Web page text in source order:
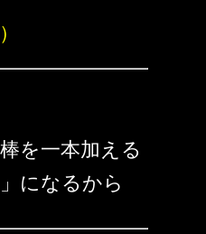
を一本加える
になるから